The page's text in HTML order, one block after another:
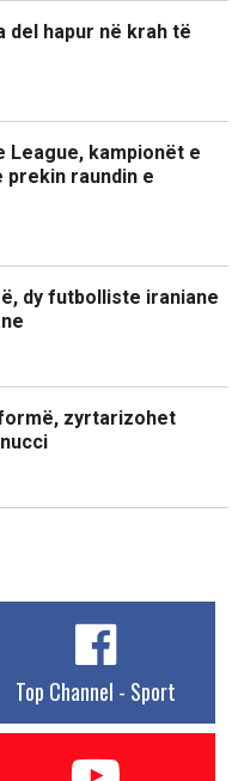
del hapur në krah të
League, kampionët e
prekin raundin e
dy futbolliste iraniane
zyrtarizohet
Top Channel - Sport